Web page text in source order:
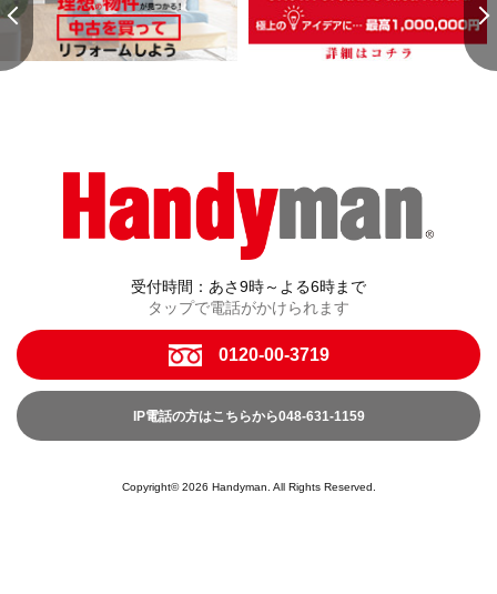
受付時間：あさ9時～よる6時まで
タップで電話がかけられます
0120-00-3719
IP電話の方はこちらから048-631-1159
Copyright© 2026 Handyman. All Rights Reserved.